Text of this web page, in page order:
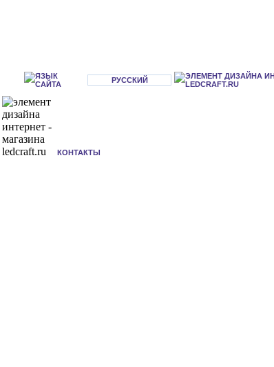
РУССКИЙ
КОНТАКТЫ